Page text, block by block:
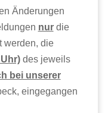
Änderungen
nurdie
werden, die
des jeweils
bei unserer
eingegangen